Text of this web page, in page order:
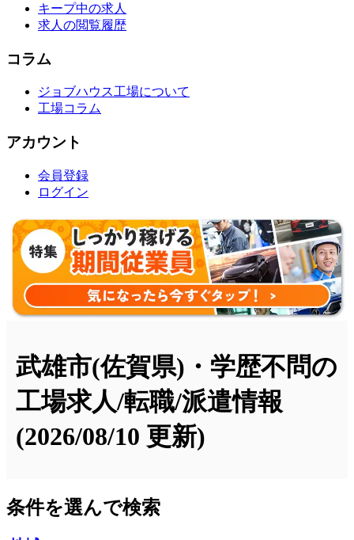
キープ中の求人
求人の閲覧履歴
コラム
ジョブハウス工場について
工場コラム
アカウント
会員登録
ログイン
武雄市(佐賀県)・学歴不問の
工場求人/転職/派遣情報
(2026/08/10 更新)
条件を選んで検索